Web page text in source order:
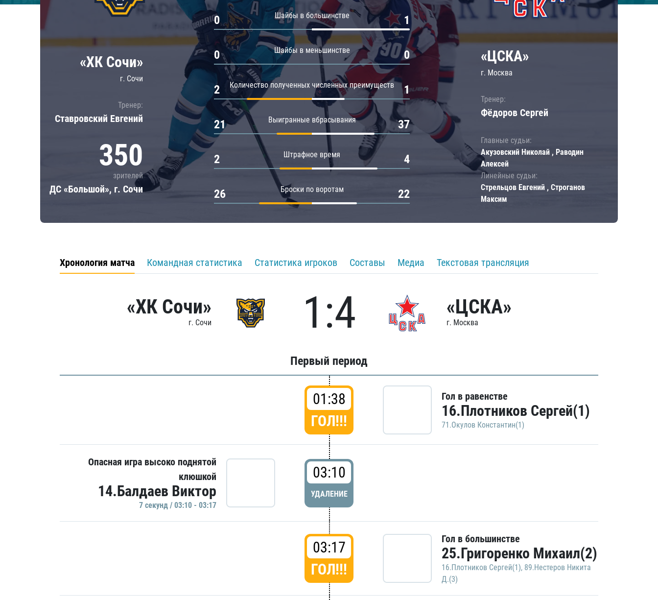
Локомотив
ЦСКА
Шанхайские Драконы
Амур
Барыс
Салават Юлаев
«ХК Сочи»
г. Сочи
Тренер:
Ставровский Евгений
350
зрителей
ДС «Большой», г. Сочи
Шайбы в большинстве
0 1
Шайбы в меньшинстве
0 0
Количество полученных численных преимуществ
2 1
Выигранные вбрасывания
21 37
Штрафное время
2 4
Броски по воротам
26 22
«ЦСКА»
г. Москва
Тренер:
Фёдоров Сергей
Главные судьи:
Акузовский Николай , Раводин
Алексей
Линейные судьи:
Стрельцов Евгений , Строганов
Максим
Хронология матча Командная статистика Статистика игроков Составы Медиа Текстовая трансляция
«ХК Сочи»
г. Сочи 1:4 «ЦСКА»
г. Москва
Первый период
01:38
ГОЛ!!!
Гол в равенстве
16.Плотников Сергей(1)
71.Окулов Константин(1)
Опасная игра высоко поднятой
клюшкой
14.Балдаев Виктор
7 секунд / 03:10 - 03:17
03:10
УДАЛЕНИЕ
03:17
ГОЛ!!!
Гол в большинстве
25.Григоренко Михаил(2)
16.Плотников Сергей(1), 89.Нестеров Никита
Д.(3)